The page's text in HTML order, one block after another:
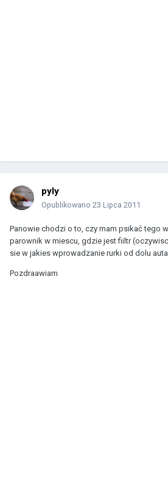
pyly
Opublikowano 23 Lipca 2011
Panowie chodzi o to, czy mam psikać tego
parownik w miescu, gdzie jest fiiltr
sie w jakies wprowadzanie rurki od dolu
Pozdraawiam